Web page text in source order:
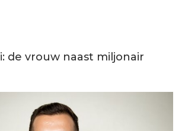
de vrouw naast miljonair